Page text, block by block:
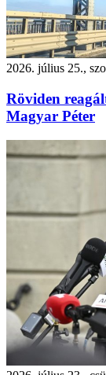
2026. július 25.,
Röviden
Magyar Péter